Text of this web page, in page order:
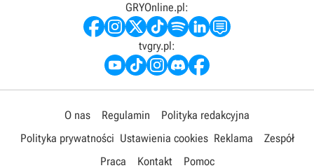
GRYOnline.pl:
tvgry.pl:
O nas Regulamin
Polityka redakcyjna
Polityka prywatności Ustawienia cookies Reklama
Zespół
Praca
Kontakt Pomoc